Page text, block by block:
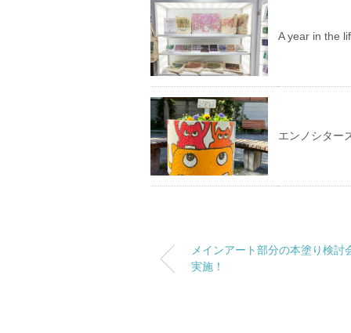
A year in the
エンノシター
メインアート部分の本塗り検討
実施！